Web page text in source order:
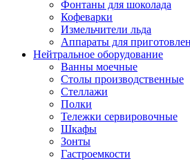
Фонтаны для шоколада
Кофеварки
Измельчители льда
Аппараты для
Нейтральное оборудование
Ванны моечные
Столы производственные
Стеллажи
Полки
Тележки сервировочные
Шкафы
Зонты
Гастроемкости